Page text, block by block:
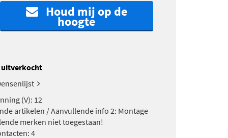
Houd mij op de
hoogte
(V): 12
artikelen / Aanvullende info 2: Montage
merken niet toegestaan!
4